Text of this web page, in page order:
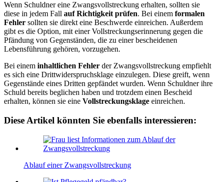
Wenn Schuldner eine Zwangsvollstreckung erhalten, sollten sie
diese in jedem Fall auf Richtigkeit prüfen. Bei einem formalen
Fehler sollten sie direkt eine Beschwerde einreichen. Außerdem
gibt es die Option, mit einer Vollstreckungserinnerung gegen die
Pfändung von Gegenständen, die zu einer bescheidenen
Lebensführung gehören, vorzugehen.
Bei einem inhaltlichen Fehler der Zwangsvollstreckung empfiehlt
es sich eine Drittwiderspruchsklage einzulegen. Diese greift, wenn
Gegenstände eines Dritten gepfändet wurden. Wenn Schuldner ihre
Schuld bereits beglichen haben und trotzdem einen Bescheid
erhalten, können sie eine Vollstreckungsklage einreichen.
Diese Artikel könnten Sie ebenfalls interessieren:
Ablauf einer Zwangsvollstreckung